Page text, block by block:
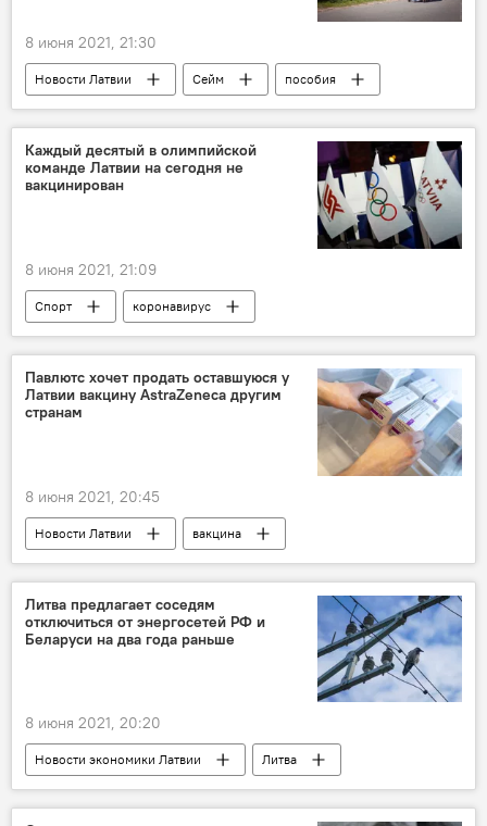
8 июня 2021, 21:30
Новости Латвии Сейм
пособия
пенсии
Каждый десятый в олимпийской
команде Латвии на сегодня не
вакцинирован
8 июня 2021, 21:09
Спорт
коронавирус
летняя Олимпиада - 2020
Павлютс хочет продать оставшуюся у
Латвии вакцину AstraZeneca другим
странам
8 июня 2021, 20:45
Новости Латвии
вакцина
Даниэль Павлютс
Литва предлагает соседям
отключиться от энергосетей РФ и
Беларуси на два года раньше
8 июня 2021, 20:20
Новости экономики Латвии
Литва
энергокольцо БРЭЛЛ
электроэнергия